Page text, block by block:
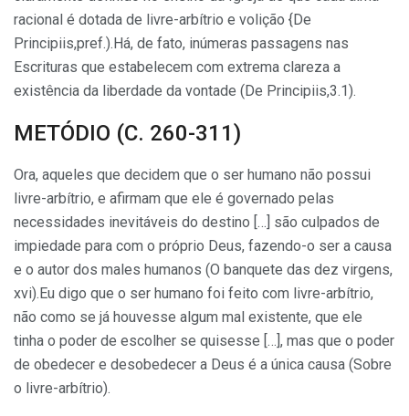
racional é dotada de livre-arbítrio e volição {De
Principiis,pref.).Há, de fato, inúmeras passagens nas
Escrituras que estabelecem com extrema clareza a
existência da liberdade da vontade (De Principiis,3.1).
METÓDIO (C. 260-311)
Ora, aqueles que decidem que o ser humano não possui
livre-arbítrio, e afirmam que ele é governado pelas
necessidades inevitáveis do destino […] são culpados de
impiedade para com o próprio Deus, fazendo-o ser a causa
e o autor dos males humanos (O banquete das dez virgens,
xvi).Eu digo que o ser humano foi feito com livre-arbítrio,
não como se já houvesse algum mal existente, que ele
tinha o poder de escolher se qui­sesse […], mas que o poder
de obedecer e desobedecer a Deus é a única causa (Sobre
o livre-arbítrio).